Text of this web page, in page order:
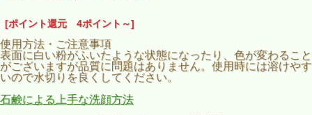
[ポイント還元 4ポイント～]
使用方法・ご注意事項
表面に白い粉がふいたような状態になったり、色が変わること
がございますが品質に問題はありません。使用時には溶けやす
いので水切りを良くしてください。
石鹸による上手な洗顔方法